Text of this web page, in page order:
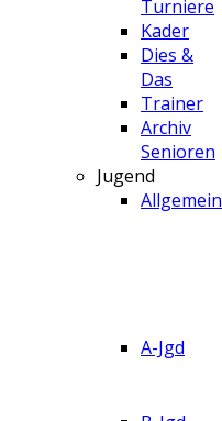
Turniere
Kader
Dies &
Das
Trainer
Archiv
Senioren
Jugend
Allgemein
A-Jgd